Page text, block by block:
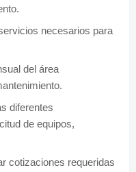
necesarios para
del área
diferentes
de equipos,
cotizaciones requeridas